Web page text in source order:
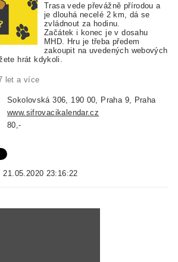
Trasa vede převážně přírodou a
je dlouhá necelé 2 km, dá se
zvládnout za hodinu.
Začátek i konec je v dosahu
MHD. Hru je třeba předem
zakoupit na uvedených webových
hrát kdykoli.
let a více
Sokolovská 306, 190 00, Praha 9, Praha
www.sifrovacikalendar.cz
80,-
23:16:22